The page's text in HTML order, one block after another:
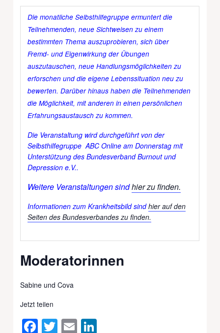
Die monatlicheSelbsthilfegruppe ermuntert die
Teilnehmenden, neue Sichtweisen zu einem
bestimmten Thema auszuprobieren, sich über
Fremd- und Eigenwirkung der Übungen
auszutauschen, neue Handlungsmöglichkeiten zu
erforschen und die eigene Lebenssituation neu zu
bewerten. Darüber hinaus haben die Teilnehmenden
die Möglichkeit, mit anderen in einen persönlichen
Erfahrungsaustausch zu kommen.
Die Veranstaltung wird durchgeführt von der
Selbsthilfegruppe ABC Online am Donnerstag mit
Unterstützung des Bundesverband Burnout und
Depression e.V..
Weitere Veranstaltungen sindhier zu finden.
Informationen zum Krankheitsbild sind hier auf den
Seiten des Bundesverbandes zu finden.
Moderatorinnen
Sabine und Cova
Jetzt teilen
Facebook
Twitter
Email